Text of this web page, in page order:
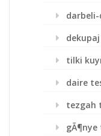
dekupaj
tilki
daire
tezgah